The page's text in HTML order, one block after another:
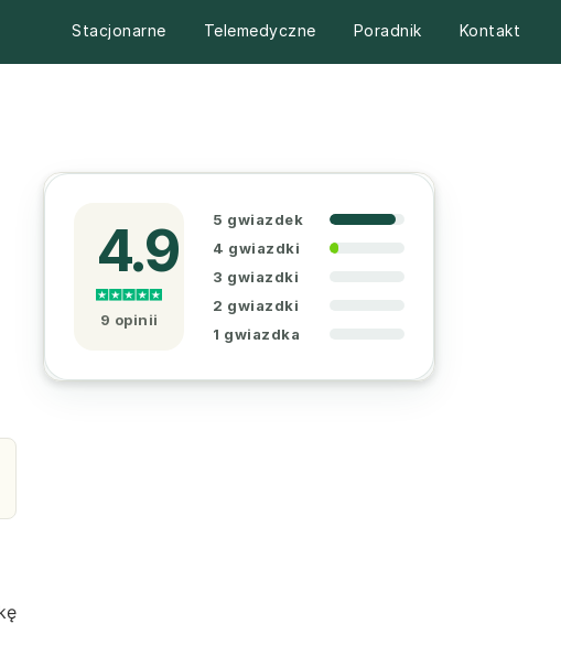
Stacjonarne Telemedyczne Poradnik Kontakt
4.9
9 opinii
5 gwiazdek
4 gwiazdki
3 gwiazdki
2 gwiazdki
1 gwiazdka